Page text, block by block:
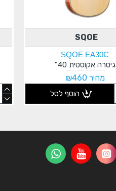
SQOE
SQOE EA30C
גיטרה אקוסטית 40"
מחיר ₪460
הוסף לסל